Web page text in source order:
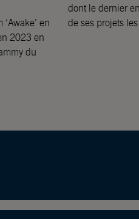
en
2023 en
du
dont le dernier
de ses projets